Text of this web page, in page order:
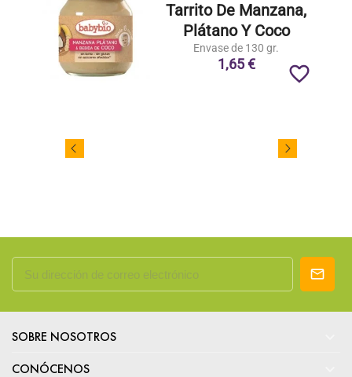
Tarrito De Manzana,
Plátano Y Coco
Envase de 130 gr.
1,65 € favorite_border
SOBRE NOSOTROS
CONÓCENOS